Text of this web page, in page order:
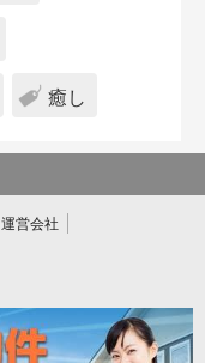
癒し
運営会社